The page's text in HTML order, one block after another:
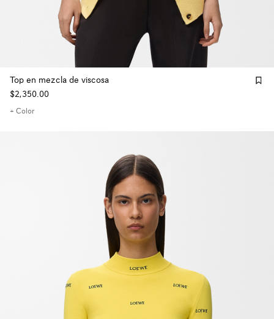
Top en mezcla de viscosa
$2,350.00
+ Color